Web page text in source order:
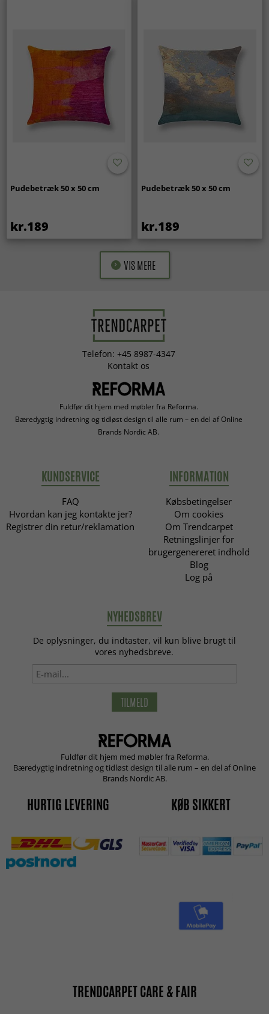
Pudebetræk 50 x 50 cm
kr.189
Pudebetræk 50 x 50 cm
kr.189
VIS MERE
Telefon: +45 8987-4347
Kontakt os
Fuldfør dit hjem med møbler fra Reforma.
Bæredygtig indretning og tidløst design til alle rum – en del af Online
Brands Nordic AB.
KUNDSERVICE
FAQ
Hvordan kan jeg kontakte jer?
Registrer din retur/reklamation
INFORMATION
Købsbetingelser
Om cookies
Om Trendcarpet
Retningslinjer for
brugergenereret indhold
Blog
Log på
NYHEDSBREV
De oplysninger, du indtaster, vil kun blive brugt til
vores nyhedsbreve.
TILMELD
Fuldfør dit hjem med møbler fra Reforma.
Bæredygtig indretning og tidløst design til alle rum – en del af Online
Brands Nordic AB.
HURTIG LEVERING KØB SIKKERT
TRENDCARPET CARE & FAIR